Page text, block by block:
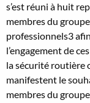
s’est réuni à huit
membres du
professionnels3
l’engagement de
la sécurité routière
manifestent le
membres du